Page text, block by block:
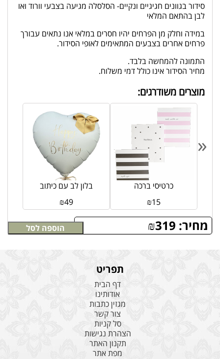
סידור בגוונים חגיגיים ונקיים- הסלסלה מגיעה בצבעי וורוד ואו
לבן בהתאם המלאי
במידה וחלק מן הפרחים יהיו חסרים במלאי אנו נתאים עבורך
פרחים אחרים בצבעים המתאימים לאופי הסידור.
התמונה להמחשה בלבד.
מחיר הסידור אינו כולל דמי משלוח.
מחיר: ₪319 הוספה לסל
מוצרים משודרגים:
בלון לב עם כיתוב
₪49
כרטיסי ברכה
₪15
«
תפריט
דף הבית
אודותינו
מגזין כתבות
צור קשר
סל קניות
הצהרת נגישות
תקנון האתר
מפת אתר